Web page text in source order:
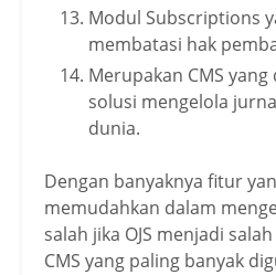
Modul Subscriptions
membatasi hak
Merupakan CMS
solusi mengelola
dunia.
Dengan banyaknya fitur
memudahkan dalam
salah jika OJS menjadi
CMS yang paling banyak